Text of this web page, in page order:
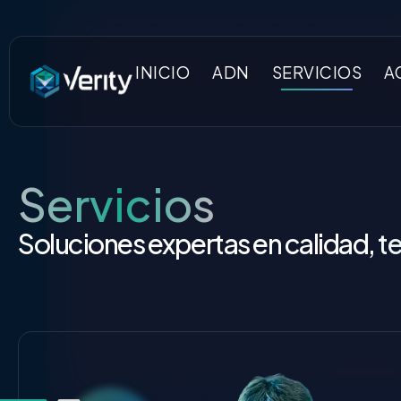
INICIO ADN SERVICIOS
Servicios
Soluciones expertas en calidad,